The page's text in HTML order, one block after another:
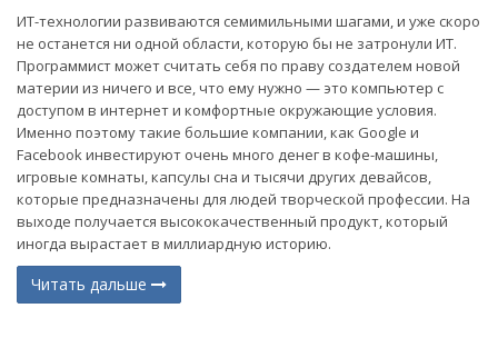
ИТ-технологии развиваются семимильными шагами, и уже скоро
не останется ни одной области, которую бы не затронули ИТ.
Программист может считать себя по праву создателем новой
материи из ничего и все, что ему нужно — это компьютер с
доступом в интернет и комфортные окружающие условия.
Именно поэтому такие большие компании, как Google и
Facebook инвестируют очень много денег в кофе-машины,
игровые комнаты, капсулы сна и тысячи других девайсов,
которые предназначены для людей творческой профессии. На
выходе получается высококачественный продукт, который
иногда вырастает в миллиардную историю.
Читать дальше